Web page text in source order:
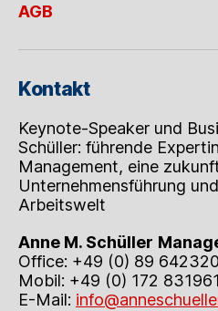
AGB
Kontakt
Keynote-Speaker und
Schüller: führende
Management, eine
Unternehmensführung
Arbeitswelt
Anne M. Schüller
Office: +49 (0) 89
Mobil: +49 (0) 172
E-Mail: